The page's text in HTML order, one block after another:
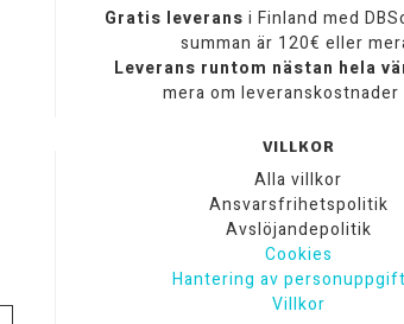
Gratis leverans i Finland med
summan är 120€ eller
Leverans runtom nästan hela
mera om leveranskostnader
VILLKOR
Alla villkor
Ansvarsfrihetspolitik
Avslöjandepolitik
Cookies
Hantering av
Villkor